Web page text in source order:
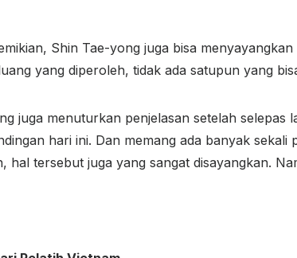
Shin Tae-yong juga bisa
yang diperoleh, tidak ada satupun yang
juga menuturkan penjelasan setelah
hari ini. Dan memang ada banyak
hal tersebut juga yang sangat disayangkan.